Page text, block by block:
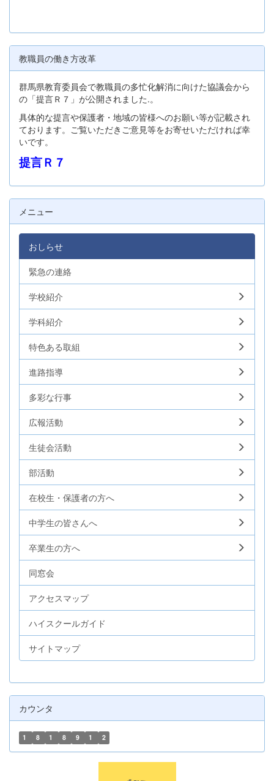
教職員の働き方改革
群馬県教育委員会で教職員の多忙化解消に向けた協議会から
の「提言Ｒ７」が公開されました.。
具体的な提言や保護者・地域の皆様へのお願い等が記載され
ております。ご覧いただきご意見等をお寄せいただければ幸
いです。
提言Ｒ７
メニュー
おしらせ
緊急の連絡
学校紹介
学科紹介
特色ある取組
進路指導
多彩な行事
広報活動
生徒会活動
部活動
在校生・保護者の方へ
中学生の皆さんへ
卒業生の方へ
同窓会
アクセスマップ
ハイスクールガイド
サイトマップ
カウンタ
1 8 1 8 9 1 2